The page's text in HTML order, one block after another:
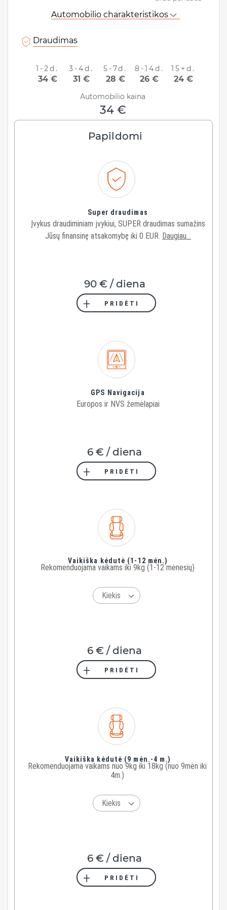
Klaipėda, Lietuva
Data ir laikas:
Data ir laikas:
ATNAUJINTI
Automobilio charakteristikos
Draudimas
1-2d.
34 €
3-4d.
31 €
5-7d.
28 €
8-14d.
26 €
15+d.
24 €
Automobilio kaina
34 €
Papildomi
Super draudimas
Įvykus draudiminiam įvykiui, SUPER draudimas sumažins
Jūsų finansinę atsakomybę iki 0 EUR. Daugiau...
90 € / diena
PRIDĖTI
GPS Navigacija
Europos ir NVS žemėlapiai
6 € / diena
PRIDĖTI
Vaikiška kėdutė (1-12 mėn.)
Rekomenduojama vaikams iki 9kg (1-12 mėnesių)
6 € / diena
PRIDĖTI
Vaikiška kėdutė (9 mėn.-4 m.)
Rekomenduojama vaikams nuo 9kg iki 18kg (nuo 9mėn iki
4m.)
6 € / diena
PRIDĖTI